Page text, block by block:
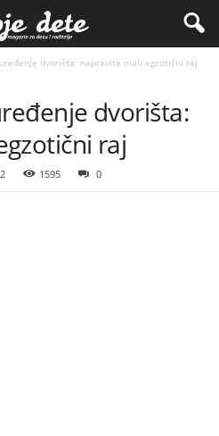
dvorišta: napravite mali egzotični raj
dvorišta:
raj
1595 0